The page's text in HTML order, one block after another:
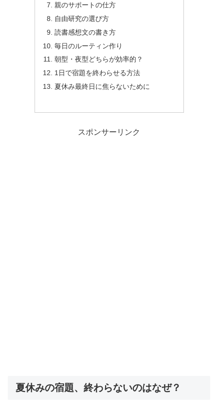
親のサポートの仕方
自由研究の選び方
読書感想文の書き方
毎日のルーティン作り
朝型・夜型どちらが効率的？
1日で宿題を終わらせる方法
夏休み最終日に焦らないために
スポンサーリンク
夏休みの宿題、終わらないのはなぜ？